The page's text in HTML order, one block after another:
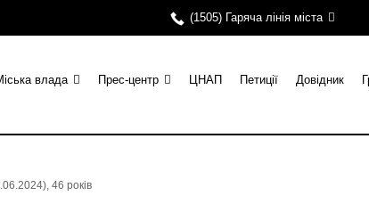
(1505) Гаряча лінія міста
влада Прес-центр ЦНАП Петиції Довідник
46 років